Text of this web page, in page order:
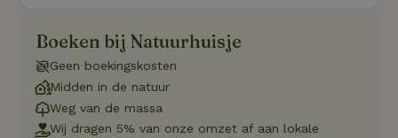
Boeken bij Natuurhuisje
Geen boekingskosten
Midden in de natuur
Weg van de massa
Wij dragen 5% van onze omzet af aan lokale
accountbeheer. De website kan niet goed worden gebruikt
zonder de strikt noodzakelijke cookies.
Naam
_tt_enable_cookie .natuurhuisje.nl
2 maanden